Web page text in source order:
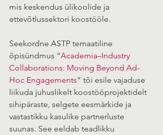
mis keskendus ülikoolide ja
ettevõtlussektori koostööle.
Seekordne ASTP temaatiline
õpisündmus “Academia–Industry
Collaborations: Moving Beyond Ad-
Hoc Engagements” tõi esile vajaduse
liikuda juhuslikelt koostööprojektidelt
sihipäraste, selgete eesmärkide ja
vastastikku kasulike partnerluste
suunas. See eeldab teadlikku